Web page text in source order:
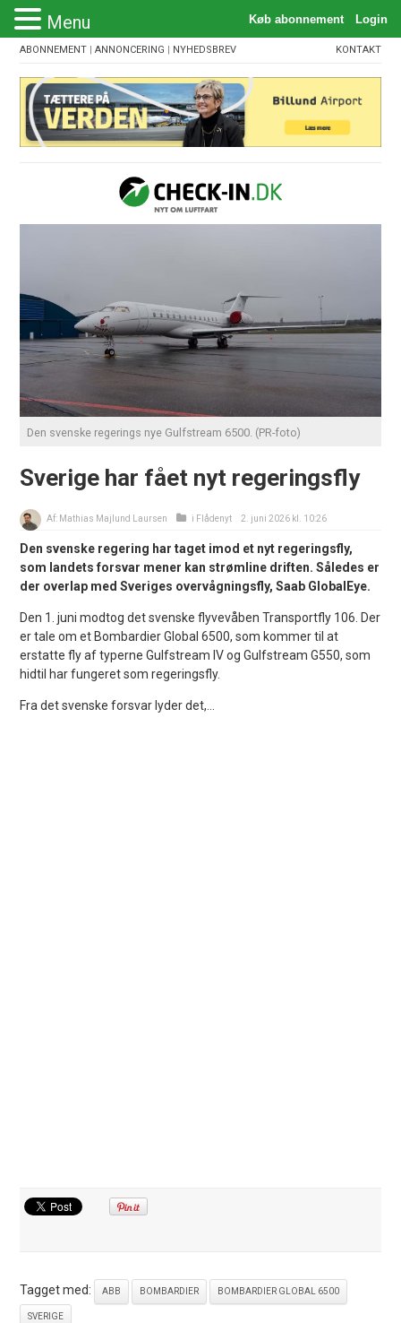
ABONNEMENT |ANNONCERING | NYHEDSBREV KONTAKT
Den svenske regerings nye Gulfstream 6500. (PR-foto)
Sverige har fået nyt regeringsfly
Af: Mathias Majlund Laursen i Flådenyt 2. juni 2026 kl. 10:26
Den svenske regering har taget imod et nyt regeringsfly,
som landets forsvar mener kan strømline driften. Således er
der overlap med Sveriges overvågningsfly, Saab GlobalEye.
Den 1. juni modtog det svenske flyvevåben Transportfly 106. Der
er tale om et Bombardier Global 6500, som kommer til at
erstatte fly af typerne Gulfstream IV og Gulfstream G550, som
hidtil har fungeret som regeringsfly.
Fra det svenske forsvar lyder det,...
Tagget med: ABB BOMBARDIER BOMBARDIER GLOBAL 6500
SVERIGE
Menu